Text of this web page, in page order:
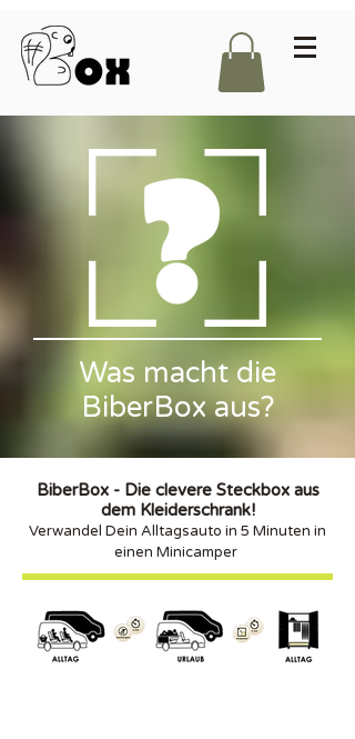
Was macht die
BiberBox aus?
BiberBox - Die clevere Steckbox aus
dem Kleiderschrank!
Verwandel Dein Alltagsauto in 5 Minuten in
einen Minicamper